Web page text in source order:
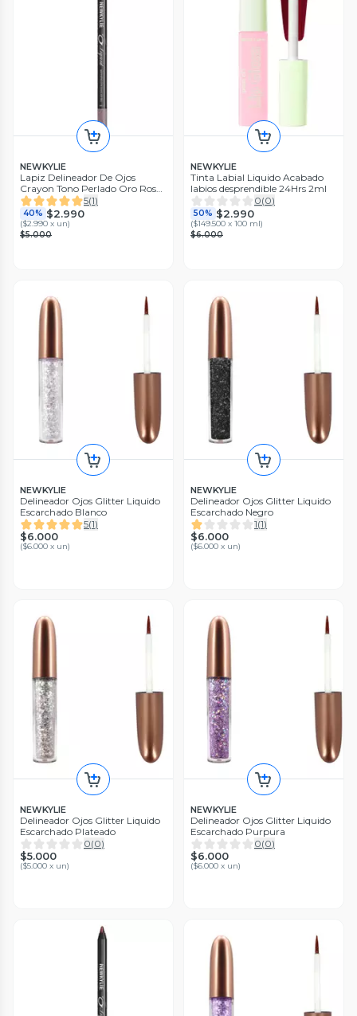
NEWKYLIE
Lapiz Delineador De Ojos
Crayon Tono Perlado Oro Rosa
Pearl
5(1)
40% $2.990
($2.990 x un)
$5.000
NEWKYLIE
Tinta Labial Liquido Acabado
labios desprendible 24Hrs 2ml
0(0)
50% $2.990
($149.500 x 100 ml)
$6.000
NEWKYLIE
Delineador Ojos Glitter Liquido
Escarchado Blanco
5(1)
$6.000
($6.000 x un)
NEWKYLIE
Delineador Ojos Glitter Liquido
Escarchado Negro
1(1)
$6.000
($6.000 x un)
NEWKYLIE
Delineador Ojos Glitter Liquido
Escarchado Plateado
0(0)
$5.000
($5.000 x un)
NEWKYLIE
Delineador Ojos Glitter Liquido
Escarchado Purpura
0(0)
$6.000
($6.000 x un)